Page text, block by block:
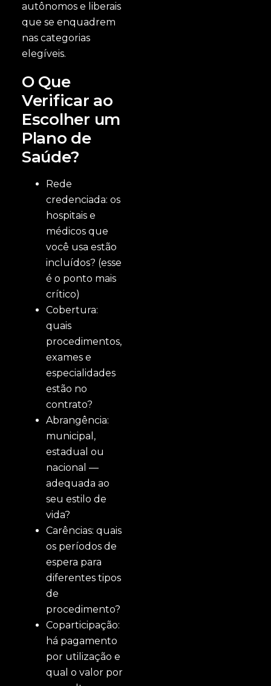
autônomos e liberais
que se enquadrem
nas categorias
elegíveis.
O Que
Verificar ao
Escolher um
Plano de
Saúde?
Rede
credenciada: os
hospitais e
médicos que
você usa estão
incluídos? (esse
é o ponto mais
crítico)
Cobertura:
quais
procedimentos,
exames e
especialidades
estão no
contrato?
Abrangência:
municipal,
estadual ou
nacional —
adequada ao
seu estilo de
vida?
Carências: quais
os períodos de
espera para
diferentes tipos
de
procedimento?
Coparticipação:
há pagamento
por utilização e
qual o valor por